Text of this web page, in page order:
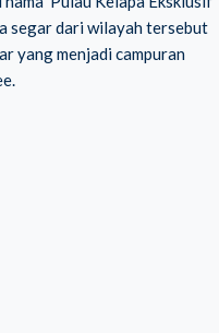
segar dari wilayah tersebut
yang menjadi campuran
.